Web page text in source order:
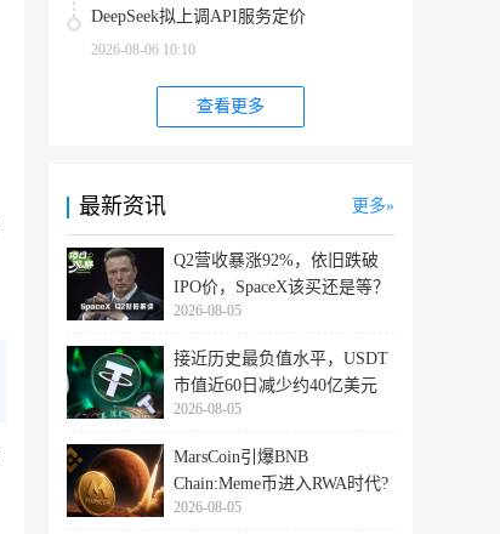
DeepSeek拟上调API服务定价
2026-08-06 10:10
查看更多
最新资讯 更多
Q2营收暴涨92%，依旧跌破
IPO价，SpaceX该买还是等？
2026-08-05
接近历史最负值水平，USDT
市值近60日减少约40亿美元
2026-08-05
MarsCoin引爆BNB
Chain:Meme币进入RWA时代?
2026-08-05